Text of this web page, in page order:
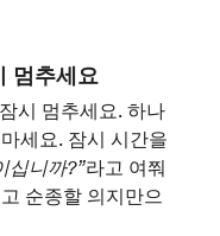
멈추세요
시 멈추세요. 하나
세요. 잠시 시간을
십니까?”라고 여쭤
순종할 의지만으